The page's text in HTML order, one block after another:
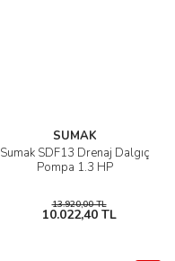
SUMAK
Sumak SDF13 Drenaj Dalgıç
Pompa 1.3 HP
13.920,00 TL
10.022,40 TL